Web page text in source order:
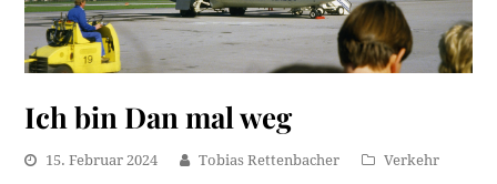
Ich bin Dan mal weg
15. Februar 2024 Tobias Rettenbacher Verkehr